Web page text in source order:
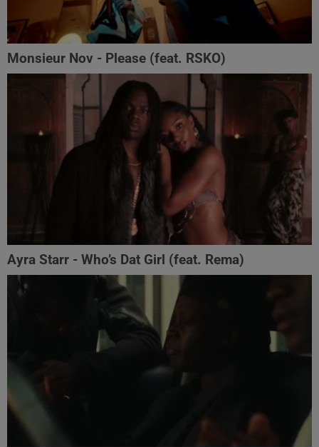
Monsieur Nov‬ - Please (feat. RSKO)
Ayra Starr - Who’s Dat Girl (feat. Rema)